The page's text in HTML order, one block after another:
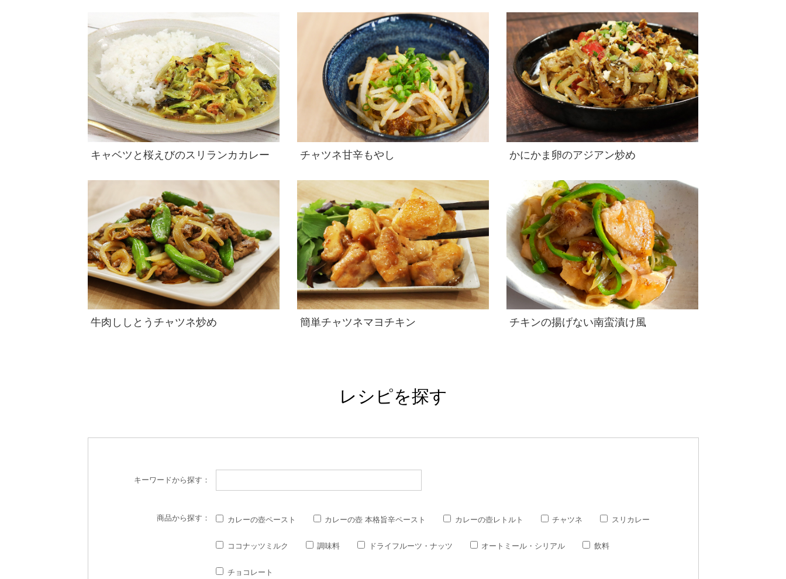
キャベツと桜えびのスリランカカレー チャツネ甘辛もやし かにかま卵のアジアン炒め
牛肉ししとうチャツネ炒め 簡単チャツネマヨチキン チキンの揚げない南蛮漬け風
レシピを探す
キーワードから探す：
商品から探す： カレーの壺ペースト カレーの壺 本格旨辛ペースト カレーの壺レトルト チャツネ スリカレー
ココナッツミルク 調味料 ドライフルーツ・ナッツ オートミール・シリアル 飲料
チョコレート